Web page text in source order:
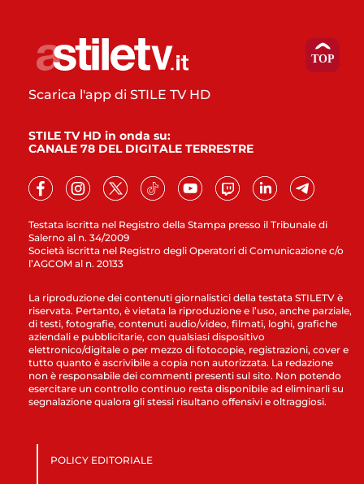
Testata iscritta nel Registro della Stampa presso il Tribunale di
Salerno al n. 34/2009
Società iscritta nel Registro degli Operatori di Comunicazione c/o
l’AGCOM al n. 20133
Scarica l'app di STILE TV HD
STILE TV HD in onda su:
CANALE 78 DEL DIGITALE TERRESTRE
La riproduzione dei contenuti giornalistici della testata STILETV è
riservata. Pertanto, è vietata la riproduzione e l’uso, anche parziale,
di testi, fotografie, contenuti audio/video, filmati, loghi, grafiche
aziendali e pubblicitarie, con qualsiasi dispositivo
elettronico/digitale o per mezzo di fotocopie, registrazioni, cover e
tutto quanto è ascrivibile a copia non autorizzata. La redazione
non è responsabile dei commenti presenti sul sito. Non potendo
esercitare un controllo continuo resta disponibile ad eliminarli su
segnalazione qualora gli stessi risultano offensivi e oltraggiosi.
POLICY EDITORIALE